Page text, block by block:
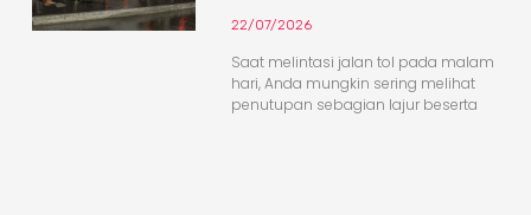
22/07/2026
Saat melintasi jalan tol pada malam
hari, Anda mungkin sering melihat
penutupan sebagian lajur beserta